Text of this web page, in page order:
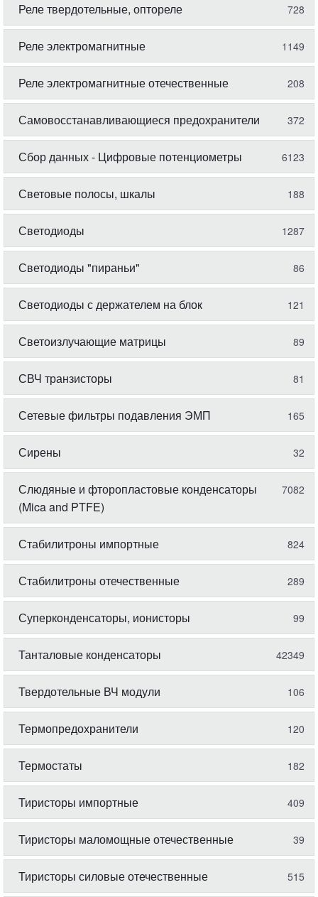
Реле твердотельные, оптореле 728
Реле электромагнитные 1149
Реле электромагнитные отечественные 208
Самовосстанавливающиеся предохранители 372
Сбор данных - Цифровые потенциометры 6123
Световые полосы, шкалы 188
Светодиоды 1287
Светодиоды "пираньи" 86
Светодиоды с держателем на блок 121
Светоизлучающие матрицы 89
СВЧ транзисторы 81
Сетевые фильтры подавления ЭМП 165
Сирены 32
Слюдяные и фторопластовые конденсаторы
(Mica and PTFE)
7082
Стабилитроны импортные 824
Стабилитроны отечественные 289
Суперконденсаторы, ионисторы 99
Танталовые конденсаторы 42349
Твердотельные ВЧ модули 106
Термопредохранители 120
Термостаты 182
Тиристоры импортные 409
Тиристоры маломощные отечественные 39
Тиристоры силовые отечественные 515